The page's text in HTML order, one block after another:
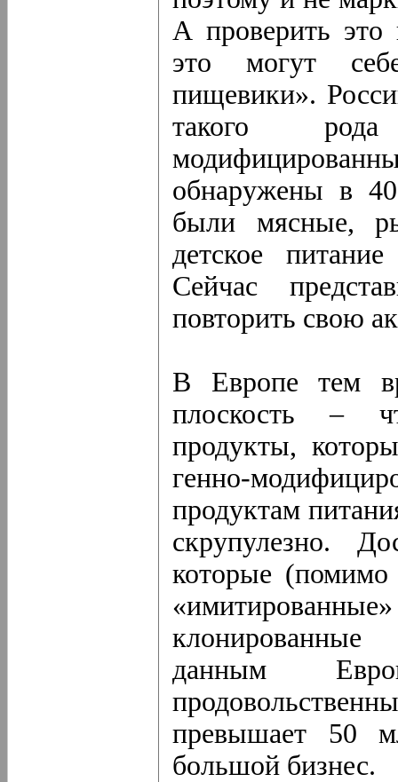
А проверить это
это могут
пищевики».
такого рода
обнаружены в
были мясные,
детское
Сейчас
повторить свою
В Европе тем
плоскость –
продукты,
генно-
продуктам
скрупулезно.
которые
данным
превышает 50
большой бизнес.